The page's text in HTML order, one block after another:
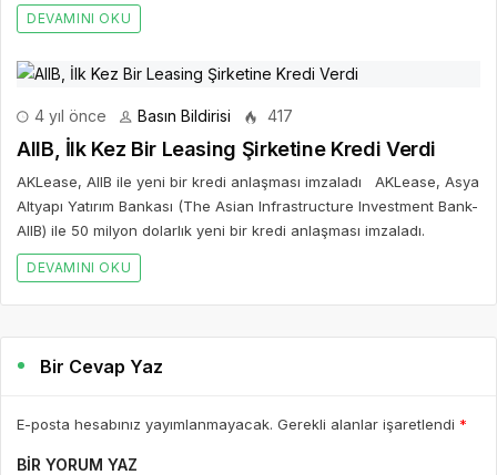
DEVAMINI OKU
4 yıl önce Basın Bildirisi 417
AIIB, İlk Kez Bir Leasing Şirketine Kredi Verdi
AKLease, AIIB ile yeni bir kredi anlaşması imzaladı AKLease, Asya
Altyapı Yatırım Bankası (The Asian Infrastructure Investment Bank-
AIIB) ile 50 milyon dolarlık yeni bir kredi anlaşması imzaladı.
DEVAMINI OKU
Bir Cevap Yaz
E-posta hesabınız yayımlanmayacak. Gerekli alanlar işaretlendi *
BIR YORUM YAZ